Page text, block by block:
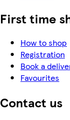
First time
How to shop
Registration
Book a
Favourites
Contact us